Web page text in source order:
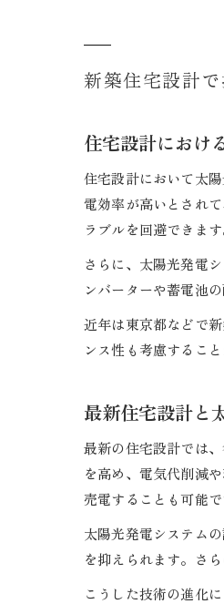
新築住宅設計
住宅設計におけ
住宅設計において太
電効率が高いとされ
ラブルを回避できます
さらに、太陽光発電
ンバーターや蓄電池
近年は東京都などで
ンス性も考慮するこ
最新住宅設計と
最新の住宅設計では
を高め、電気代削減
売電することも可能で
太陽光発電システム
を抑えられます。さ
こうした技術の進化